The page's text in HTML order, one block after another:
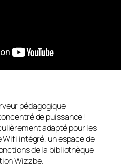
pédagogique
de puissance !
adapté pour les
intégré, un espace de
de la bibliothèque
Wizzbe.